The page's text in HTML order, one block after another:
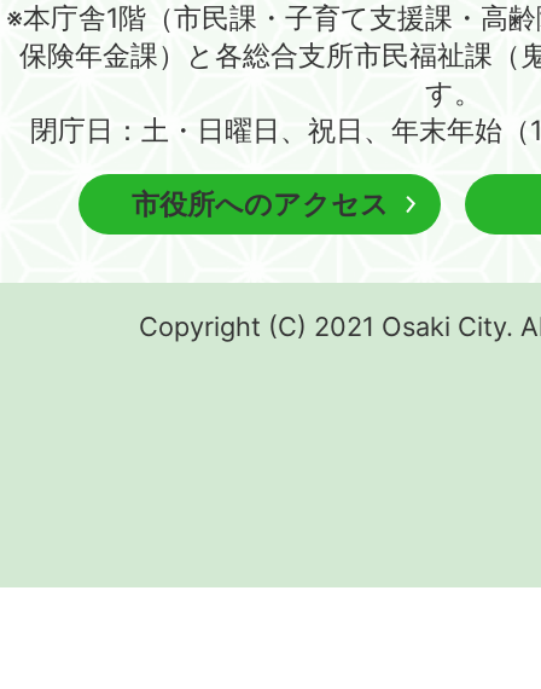
※本庁舎1階（市民課・子育て支援課・高
保険年金課）と各総合支所市民福祉課（
す。
閉庁日：土・日曜日、祝日、年末年始
市役所へのアクセス
Copyright (C) 2021 Osaki City.